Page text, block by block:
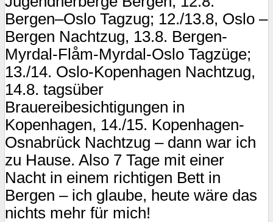
Bergen–Oslo Tagzug; 12./13.8, Oslo –
Bergen Nachtzug, 13.8. Bergen-
Myrdal-Flåm-Myrdal-Oslo Tagzüge;
13./14. Oslo-Kopenhagen Nachtzug,
14.8. tagsüber
Brauereibesichtigungen in
Kopenhagen, 14./15. Kopenhagen-
Osnabrück Nachtzug – dann war ich
zu Hause. Also 7 Tage mit einer
Nacht in einem richtigen Bett in
Bergen – ich glaube, heute wäre das
nichts mehr für mich!